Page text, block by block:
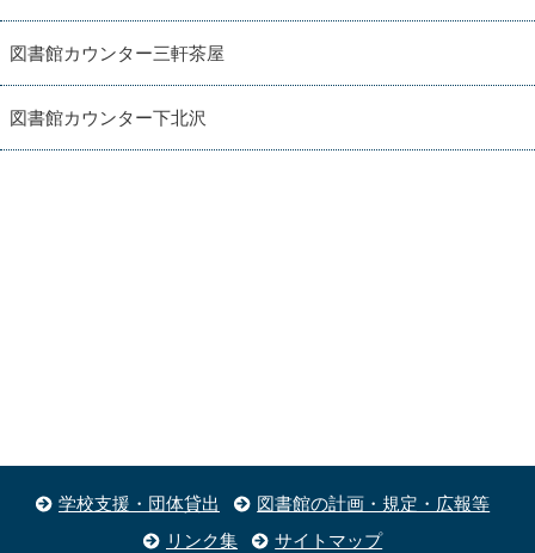
図書館カウンター三軒茶屋
図書館カウンター下北沢
学校支援・団体貸出
図書館の計画・規定・広報等
リンク集
サイトマップ